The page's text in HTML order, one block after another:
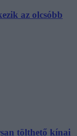
az olcsóbb
tölthető kínai